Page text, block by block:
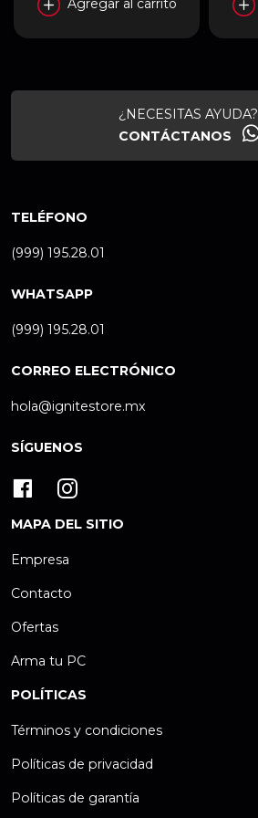
Agregar al carrito
¿NECESITAS AYUDA?
CONTÁCTANOS
TELÉFONO
(999) 195.28.01
WHATSAPP
(999) 195.28.01
CORREO ELECTRÓNICO
hola@ignitestore.mx
SÍGUENOS
MAPA DEL SITIO
Empresa
Contacto
Ofertas
Arma tu PC
POLÍTICAS
Términos y condiciones
Políticas de privacidad
Políticas de garantía